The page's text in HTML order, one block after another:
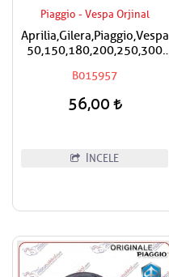
Piaggio - Vespa Orjinal
Aprilia,Gilera,Piaggio,Vespa
50,150,180,200,250,300
Fiyatıdır
B015957
56,00
İNCELE